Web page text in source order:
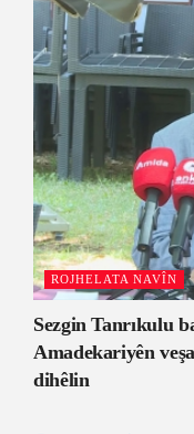
ROJHELATA NAVÎN
Sezgin Tanrıkulu
Amadekariyên
dihêlin